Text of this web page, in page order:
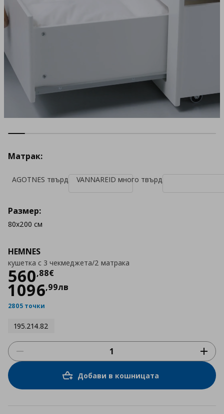
HEMNES
кушетка с 3 чекмеджета/2 матрака
560,88€
Цена560,88 €
1096,99лв
2805 точки
195.214.82
Матрак:
AGOTNES твърд VANNAREID много твърд
Размер:
80x200 см
Добави в кошницата